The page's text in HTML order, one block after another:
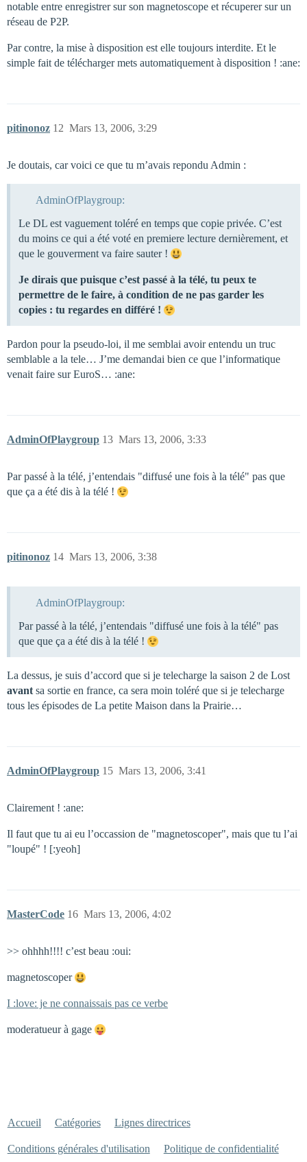
notable entre enregistrer sur son magnetoscope et récuperer sur un
réseau de P2P.
Par contre, la mise à disposition est elle toujours interdite. Et le
simple fait de télécharger mets automatiquement à disposition ! :ane:
pitinonoz Mars 13, 2006, 3:29
12
Je doutais, car voici ce que tu m’avais repondu Admin :
AdminOfPlaygroup:
Le DL est vaguement toléré en temps que copie privée. C’est
du moins ce qui a été voté en premiere lecture dernièrement, et
que le gouverment va faire sauter !
Je dirais que puisque c’est passé à la télé, tu peux te
permettre de le faire, à condition de ne pas garder les
copies : tu regardes en différé !
Pardon pour la pseudo-loi, il me semblai avoir entendu un truc
semblable a la tele… J’me demandai bien ce que l’informatique
venait faire sur EuroS… :ane:
AdminOfPlaygroup Mars 13, 2006, 3:33
13
Par passé à la télé, j’entendais "diffusé une fois à la télé" pas que
que ça a été dis à la télé !
pitinonoz Mars 13, 2006, 3:38
14
AdminOfPlaygroup:
Par passé à la télé, j’entendais "diffusé une fois à la télé" pas
que que ça a été dis à la télé !
La dessus, je suis d’accord que si je telecharge la saison 2 de Lost
avant sa sortie en france, ca sera moin toléré que si je telecharge
tous les épisodes de La petite Maison dans la Prairie…
AdminOfPlaygroup Mars 13, 2006, 3:41
15
Clairement ! :ane:
Il faut que tu ai eu l’occassion de "magnetoscoper", mais que tu l’ai
"loupé" ! [:yeoh]
MasterCode Mars 13, 2006, 4:02
16
>> ohhhh!!!! c’est beau :oui:
magnetoscoper
I :love: je ne connaissais pas ce verbe
moderatueur à gage
Accueil Catégories Lignes directrices
Conditions générales d'utilisation Politique de confidentialité